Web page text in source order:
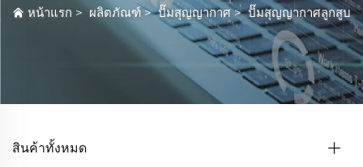
หน้าแรก >ผลิตภัณฑ์>ปั๊มสุญญากาศ>ปั๊มสุญญากาศลูกสูบ
สินค้าทั้งหมด